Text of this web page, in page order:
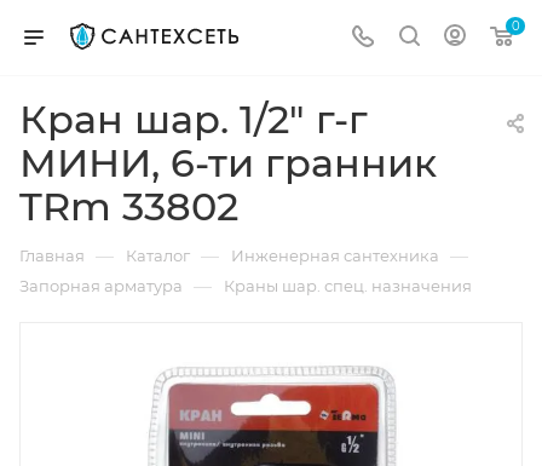
0
Кран шар. 1/2" г-г
МИНИ, 6-ти гранник
TRm 33802
Главная — Каталог — Инженерная сантехника —
Запорная арматура — Краны шар. спец. назначения